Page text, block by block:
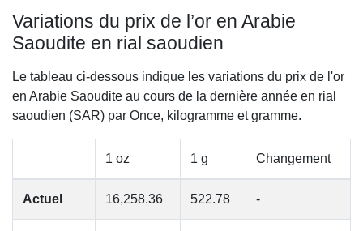
Variations du prix de l’or en Arabie
Saoudite en rial saoudien
Le tableau ci-dessous indique les variations du prix de l'or
en Arabie Saoudite au cours de la dernière année en rial
saoudien (SAR) par Once, kilogramme et gramme.
1 oz 1 g Changement
Actuel 16,258.36 522.78 -